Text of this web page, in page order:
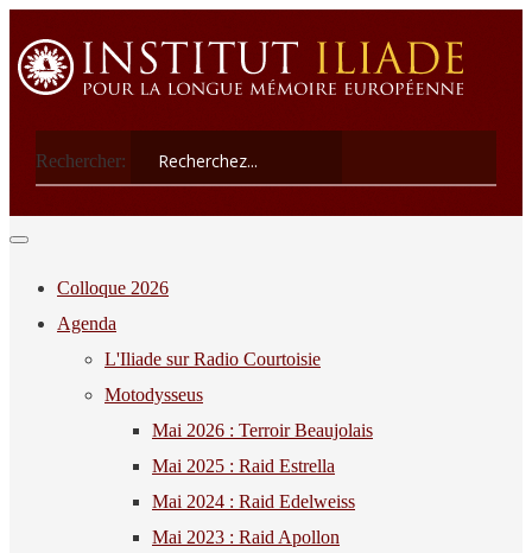
Rechercher:
Colloque 2026
Agenda
L'Iliade sur Radio Courtoisie
Motodysseus
Mai 2026 : Terroir Beaujolais
Mai 2025 : Raid Estrella
Mai 2024 : Raid Edelweiss
Mai 2023 : Raid Apollon